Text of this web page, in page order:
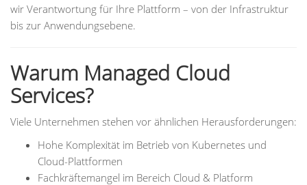
wir Verantwortung für Ihre Plattform – von der Infrastruktur
bis zur Anwendungsebene.
Warum Managed Cloud
Services?
Viele Unternehmen stehen vor ähnlichen Herausforderungen:
Hohe Komplexität im Betrieb von Kubernetes und
Cloud-Plattformen
Fachkräftemangel im Bereich Cloud & Platform